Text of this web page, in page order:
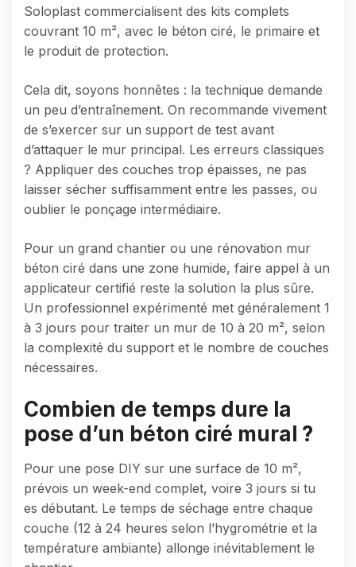
Soloplast commercialisent des kits complets
couvrant 10 m², avec le béton ciré, le primaire et
le produit de protection.
Cela dit, soyons honnêtes : la technique demande
un peu d’entraînement. On recommande vivement
de s’exercer sur un support de test avant
d’attaquer le mur principal. Les erreurs classiques
? Appliquer des couches trop épaisses, ne pas
laisser sécher suffisamment entre les passes, ou
oublier le ponçage intermédiaire.
Pour un grand chantier ou une rénovation mur
béton ciré dans une zone humide, faire appel à un
applicateur certifié reste la solution la plus sûre.
Un professionnel expérimenté met généralement 1
à 3 jours pour traiter un mur de 10 à 20 m², selon
la complexité du support et le nombre de couches
nécessaires.
Combien de temps dure la
pose d’un béton ciré mural ?
Pour une pose DIY sur une surface de 10 m²,
prévois un week-end complet, voire 3 jours si tu
es débutant. Le temps de séchage entre chaque
couche (12 à 24 heures selon l’hygrométrie et la
température ambiante) allonge inévitablement le